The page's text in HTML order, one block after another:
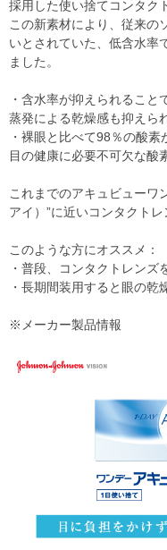
採用した使い捨てコンタク
この新素材により、従来の
いとされていた、低含水率
ました。
・含水率が抑えられるこ
蒸発による乾燥感も抑えら
・裸眼と比べて98％の酸
目の健康に必要不可欠な酸
これまでのアキュビューワ
アイ）”に近いコンタクトレ
このような方にオススメ：
・普段、コンタクトレンズ
・長期間装用すると眼の乾
※メーカー製品情報